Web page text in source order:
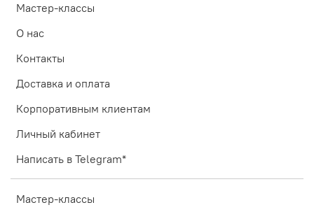
Мастер-классы
О нас
Контакты
Доставка и оплата
Корпоративным клиентам
Личный кабинет
Написать в Telegram*
Мастер-классы